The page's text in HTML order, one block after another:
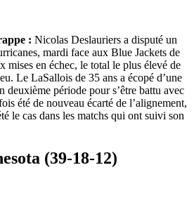
: Nicolas Deslauriers a disputé un
mardi face aux Blue Jackets de
mises en échec, le total le plus élevé de
Le LaSallois de 35 ans a écopé d’une
deuxième période pour s’être battu avec
été de nouveau écarté de l’alignement,
le cas dans les matchs qui ont suivi son
(39-18-12)